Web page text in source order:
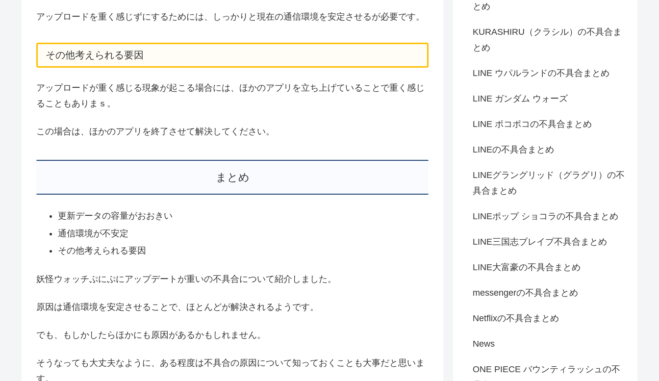
アップロードを重く感じずにするためには、しっかりと現在の通信環境を安定させるが必要です。
その他考えられる要因
アップロードが重く感じる現象が起こる場合には、ほかのアプリを立ち上げていることで重く感じ
ることもありまｓ。
この場合は、ほかのアプリを終了させて解決してください。
まとめ
更新データの容量がおおきい
通信環境が不安定
その他考えられる要因
妖怪ウォッチぷにぷにアップデートが重いの不具合について紹介しました。
原因は通信環境を安定させることで、ほとんどが解決されるようです。
でも、もしかしたらほかにも原因があるかもしれません。
そうなっても大丈夫なように、ある程度は不具合の原因について知っておくことも大事だと思いま
す。
とめ
KURASHIRU（クラシル）の不具合ま
とめ
LINE ウパルランドの不具合まとめ
LINE ガンダム ウォーズ
LINE ポコポコの不具合まとめ
LINEの不具合まとめ
LINEグラングリッド（グラグリ）の不
具合まとめ
LINEポップ ショコラの不具合まとめ
LINE三国志ブレイブ不具合まとめ
LINE大富豪の不具合まとめ
messengerの不具合まとめ
Netflixの不具合まとめ
News
ONE PIECE バウンティラッシュの不